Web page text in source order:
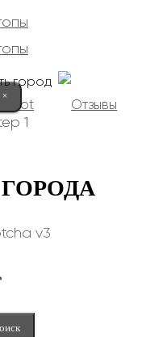
город
×
1
v3
Отзывы